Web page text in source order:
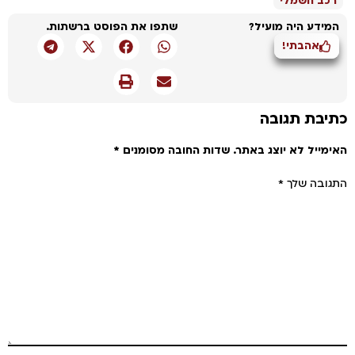
המידע היה מועיל?
אהבתי!
שתפו את הפוסט ברשתות.
כתיבת תגובה
האימייל לא יוצג באתר. שדות החובה מסומנים*
התגובה שלך*